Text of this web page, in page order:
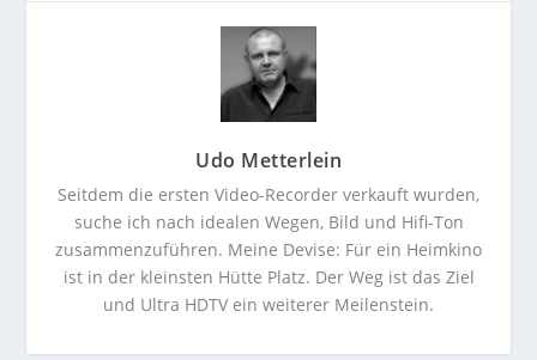
Udo Metterlein
Seitdem die ersten Video-Recorder verkauft wurden,
suche ich nach idealen Wegen, Bild und Hifi-Ton
zusammenzuführen. Meine Devise: Für ein Heimkino
ist in der kleinsten Hütte Platz. Der Weg ist das Ziel
und Ultra HDTV ein weiterer Meilenstein.